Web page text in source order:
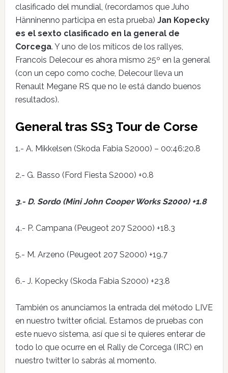
clasificado del mundial, (recordamos que Juho
Hänninenno participa en esta prueba) Jan Kopecky
es el sexto clasificado en la general de
Corcega. Y uno de los míticos de los rallyes,
Francois Delecour es ahora mismo 25º en la general
(con un cepo como coche, Delecour lleva un
Renault Megane RS que no le está dando buenos
resultados).
General tras SS3 Tour de Corse
1.- A. Mikkelsen (Skoda Fabia S2000) – 00:46:20.8
2.- G. Basso (Ford Fiesta S2000) +0.8
3.- D. Sordo (Mini John Cooper Works S2000) +1.8
4.- P. Campana (Peugeot 207 S2000) +18.3
5.- M. Arzeno (Peugeot 207 S2000) +19.7
6.- J. Kopecky (Skoda Fabia S2000) +23.8
También os anunciamos la entrada del método LIVE
en nuestro twitter oficial. Estamos de pruebas con
este nuevo sistema, así que si te quieres enterar de
todo lo que ocurre en el Rally de Corcega (IRC) en
nuestro twitter lo sabrás al momento.